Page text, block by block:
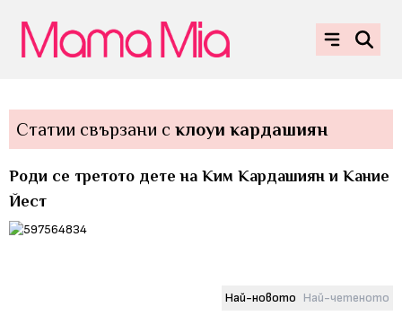
Статии свързани с клоуи кардашиян
Роди се третото дете на Ким Кардашиян и Кание
Йест
Най-новото Най-четеното